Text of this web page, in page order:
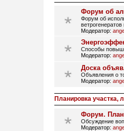
Форум об
Форум об
ветрогенератов
Модератор:
Способы
Модератор:
Доска
Объявления о
Модератор:
Планировка
Форум.
Обсуждение
Модератор: